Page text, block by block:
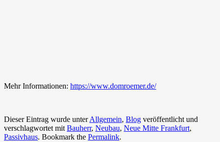
Mehr Informationen: https://www.domroemer.de/
Dieser Eintrag wurde unterAllgemein, Blog veröffentlicht und
verschlagwortet mit Bauherr, Neubau, Neue Mitte Frankfurt,
Passivhaus. Bookmark the Permalink.